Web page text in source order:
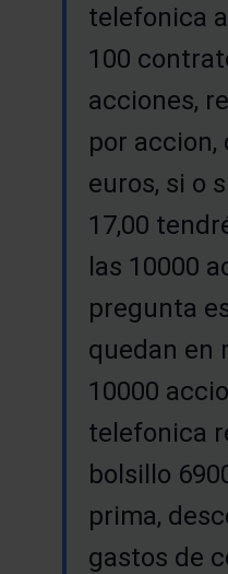
telefonica
100
acciones,
por accion,
euros, si o
17,00
las 10000
pregunta
quedan en
10000
telefonica
bolsillo
prima,
gastos de